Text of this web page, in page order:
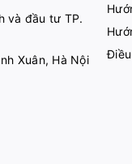
và đầu tư TP.
Xuân, Hà Nội